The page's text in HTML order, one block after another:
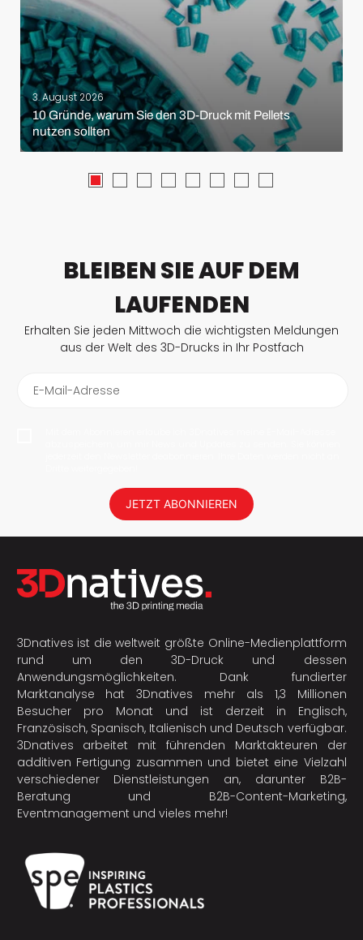
3. August 2026
10 Gründe, warum Sie den 3D-Druck mit Pellets
nutzen sollten
BLEIBEN SIE AUF DEM
LAUFENDEN
Erhalten Sie jeden Mittwoch die wichtigsten Meldungen
aus der Welt des 3D-Drucks in Ihr Postfach
E-Mail-Adresse
JETZT ABONNIEREN
3Dnatives ist die weltweit größte Online-Medienplattform
rund um den 3D-Druck und dessen
Anwendungsmöglichkeiten. Dank fundierter
Marktanalyse hat 3Dnatives mehr als 1,3 Millionen
Besucher pro Monat und ist derzeit in Englisch,
Französisch, Spanisch, Italienisch und Deutsch verfügbar.
3Dnatives arbeitet mit führenden Marktakteuren der
additiven Fertigung zusammen und bietet eine Vielzahl
verschiedener Dienstleistungen an, darunter B2B-
Beratung und B2B-Content-Marketing,
Eventmanagement und vieles mehr!